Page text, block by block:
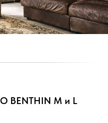
BENTHIN M и L